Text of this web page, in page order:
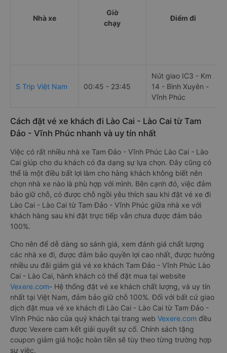
Nhà xe
Giờ
chạy
Điểm đi
S Trip Việt Nam 00:45 - 23:45
Nút giao IC3 - Km
14 - Bình Xuyên -
Vĩnh Phúc
Cách đặt vé xe khách đi Lào Cai - Lào Cai từ Tam
Đảo - Vĩnh Phúc nhanh và uy tín nhất
Việc có rất nhiều nhà xe Tam Đảo - Vĩnh Phúc Lào Cai - Lào
Cai giúp cho du khách có đa dạng sự lựa chọn. Đây cũng có
thể là một điều bất lợi làm cho hàng khách không biết nên
chọn nhà xe nào là phù hợp với mình. Bên cạnh đó, việc đảm
bảo giữ chỗ, có được chỗ ngồi yêu thích sau khi đặt vé xe đi
Lào Cai - Lào Cai từ Tam Đảo - Vĩnh Phúc giữa nhà xe với
khách hàng sau khi đặt trực tiếp vẫn chưa được đảm bảo
100%.
Cho nên để dễ dàng so sánh giá, xem đánh giá chất lượng
các nhà xe đi, được đảm bảo quyền lợi cao nhất, được hưởng
nhiều ưu đãi giảm giá vé xe khách Tam Đảo - Vĩnh Phúc Lào
Cai - Lào Cai, hành khách có thể đặt mua tại website
Vexere.com- Hệ thống đặt vé xe khách chất lượng, và uy tín
nhất tại Việt Nam, đảm bảo giữ chỗ 100%. Đối với bất cứ giao
dịch đặt mua vé xe khách đi Lào Cai - Lào Cai từ Tam Đảo -
Vĩnh Phúc nào của quý khách tại trang web Vexere.com đều
được Vexere cam kết giải quyết sự cố. Chính sách tặng
coupon giảm giá hoặc hoàn tiền sẽ tùy theo từng trường hợp
sự việc.